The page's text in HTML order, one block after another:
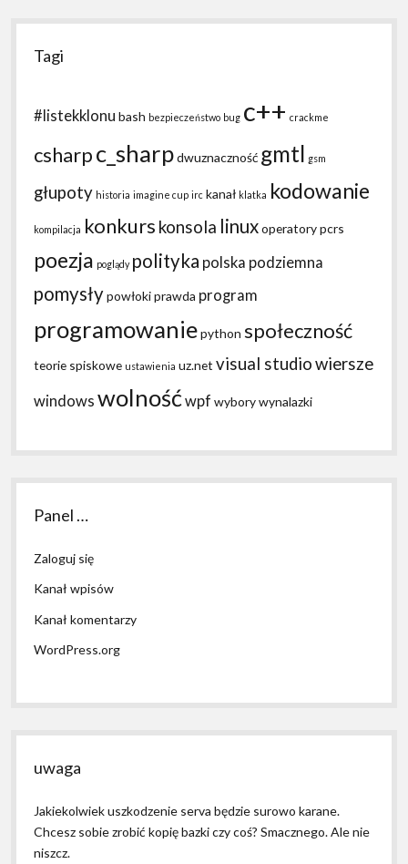
Tagi
#listekklonu bash bezpieczeństwo bug c++ crackme
csharpc_sharpdwuznaczność gmtl gsm
głupoty historia imagine cup irc kanał klatka kodowanie
kompilacja konkurs konsola linuxoperatorypcrs
poezja poglądy polityka polska podziemna
pomysłypowłokiprawda program
programowaniepython społeczność
teorie spiskowe ustawienia uz.net visual studiowiersze
windows wolnośćwpf wyborywynalazki
Panel …
Zaloguj się
Kanał wpisów
Kanał komentarzy
WordPress.org
uwaga
Jakiekolwiek uszkodzenie serva będzie surowo karane.
Chcesz sobie zrobić kopię bazki czy coś? Smacznego. Ale nie
niszcz.